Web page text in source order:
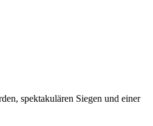
spektakulären Siegen und einer